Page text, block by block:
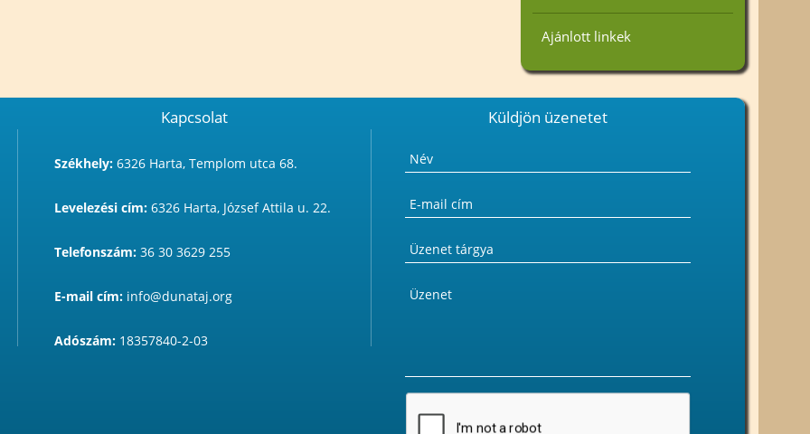
Ajánlott linkek
Kapcsolat
Székhely: 6326 Harta, Templom utca 68.
Levelezési cím: 6326 Harta, József Attila u. 22.
Telefonszám: 36 30 3629 255
E-mail cím: info@dunataj.org
Adószám: 18357840-2-03
Küldjön üzenetet